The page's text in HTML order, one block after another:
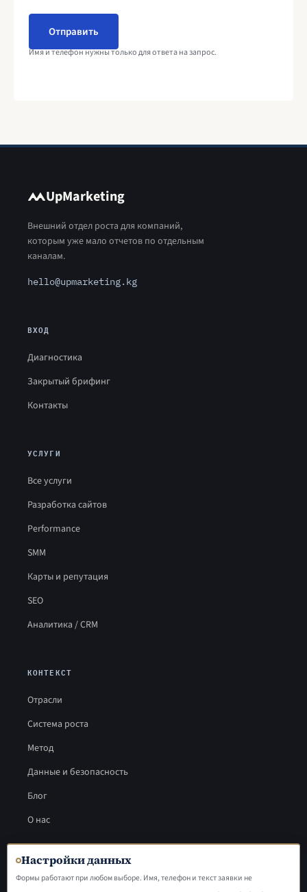
Отправить
Имя и телефон нужны только для ответа на запрос.
UpMarketing
Внешний отдел роста для компаний,
которым уже мало отчетов по отдельным
каналам.
hello@upmarketing.kg
ВХОД
Диагностика
Закрытый брифинг
Контакты
УСЛУГИ
Все услуги
Разработка сайтов
Performance
SMM
Карты и репутация
SEO
Аналитика / CRM
КОНТЕКСТ
Отрасли
Система роста
Метод
Данные и безопасность
Блог
О нас
© 2026 UpMarketing. Кыргызстан.
Настройки данных
Формы работают при любом выборе. Имя, телефон и текст заявки не